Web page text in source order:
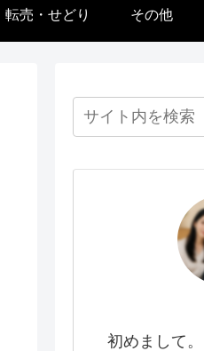
転売・せどり その他
初めまして。